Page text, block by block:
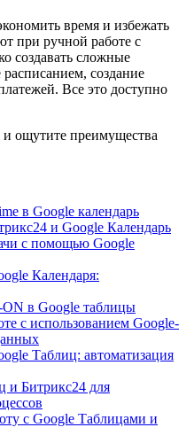
время и избежать
при ручной работе с
создавать сложные
создание
Все это доступно
ощутите преимущества
в Google календарь
и Google Календарь
с помощью Google
Календаря:
в Google таблицы
с использованием Google-
Таблиц: автоматизация
и Битрикс24 для
с Google Таблицами и